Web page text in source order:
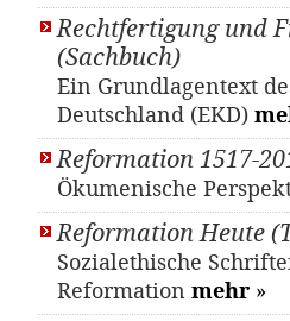
Rechtfertigung und
(Sachbuch)
Ein Grundlagentext
Deutschland (EKD)
Reformation 1517-
Ökumenische
Reformation Heute
Sozialethische
Reformation mehr »